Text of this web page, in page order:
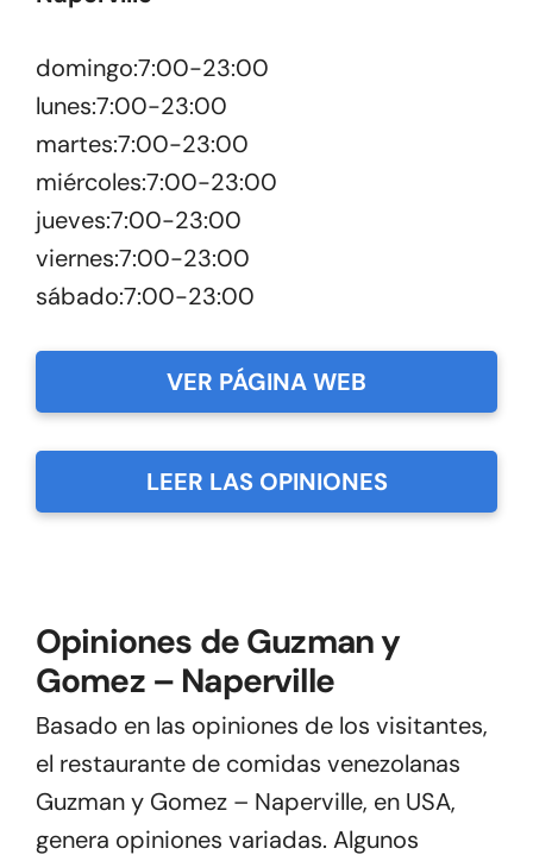
domingo:7:00-23:00
lunes:7:00-23:00
martes:7:00-23:00
miércoles:7:00-23:00
jueves:7:00-23:00
viernes:7:00-23:00
sábado:7:00-23:00
VER PÁGINA WEB
LEER LAS OPINIONES
Opiniones de Guzman y
Gomez – Naperville
Basado en las opiniones de los visitantes,
el restaurante de comidas venezolanas
Guzman y Gomez – Naperville, en USA,
genera opiniones variadas. Algunos